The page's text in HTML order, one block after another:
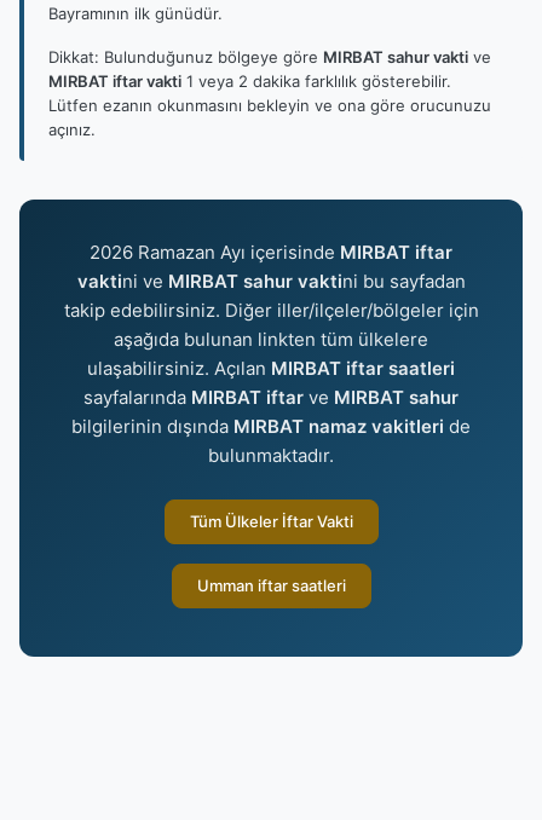
Bayramının ilk günüdür.
Dikkat: Bulunduğunuz bölgeye göre MIRBAT sahur vakti ve
MIRBAT iftar vakti 1 veya 2 dakika farklılık gösterebilir.
Lütfen ezanın okunmasını bekleyin ve ona göre orucunuzu
açınız.
2026 Ramazan Ayı içerisinde MIRBAT iftar
vaktini ve MIRBAT sahur vaktini bu sayfadan
takip edebilirsiniz. Diğer iller/ilçeler/bölgeler için
aşağıda bulunan linkten tüm ülkelere
ulaşabilirsiniz. Açılan MIRBAT iftar saatleri
sayfalarında MIRBAT iftar ve MIRBAT sahur
bilgilerinin dışında MIRBAT namaz vakitleri de
bulunmaktadır.
Tüm Ülkeler İftar Vakti
Umman iftar saatleri